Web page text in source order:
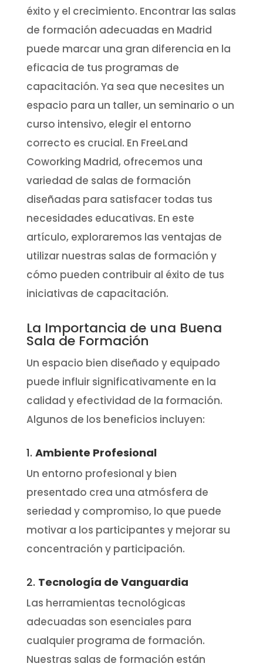
éxito y el crecimiento. Encontrar las salas
de formación adecuadas en Madrid
puede marcar una gran diferencia en la
eficacia de tus programas de
capacitación. Ya sea que necesites un
espacio para un taller, un seminario o un
curso intensivo, elegir el entorno
correcto es crucial. En FreeLand
Coworking Madrid, ofrecemos una
variedad de salas de formación
diseñadas para satisfacer todas tus
necesidades educativas. En este
artículo, exploraremos las ventajas de
utilizar nuestras salas de formación y
cómo pueden contribuir al éxito de tus
iniciativas de capacitación.
La Importancia de una Buena
Sala de Formación
Un espacio bien diseñado y equipado
puede influir significativamente en la
calidad y efectividad de la formación.
Algunos de los beneficios incluyen:
1. Ambiente Profesional
Un entorno profesional y bien
presentado crea una atmósfera de
seriedad y compromiso, lo que puede
motivar a los participantes y mejorar su
concentración y participación.
2. Tecnología de Vanguardia
Las herramientas tecnológicas
adecuadas son esenciales para
cualquier programa de formación.
Nuestras salas de formación están